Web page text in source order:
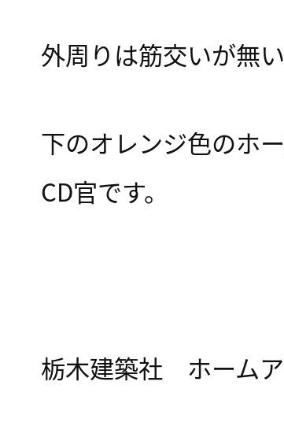
外周りは筋交いが無
下のオレンジ色のホ
CD官です。
栃木建築社 ホーム